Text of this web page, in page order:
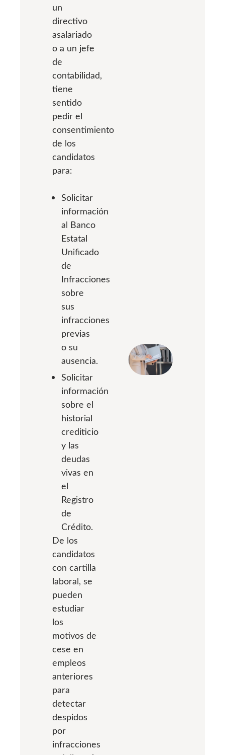
un
directivo
asalariado
o a un jefe
de
contabilidad,
tiene
sentido
pedir el
consentimiento
de los
candidatos
para:
Solicitar
información
al Banco
Estatal
Unificado
de
Infracciones
sobre
sus
infracciones
previas
o su
ausencia.
Solicitar
información
sobre el
historial
crediticio
y las
deudas
vivas en
el
Registro
de
Crédito.
De los
candidatos
con cartilla
laboral, se
pueden
estudiar
los
motivos de
cese en
empleos
anteriores
para
detectar
despidos
por
infracciones